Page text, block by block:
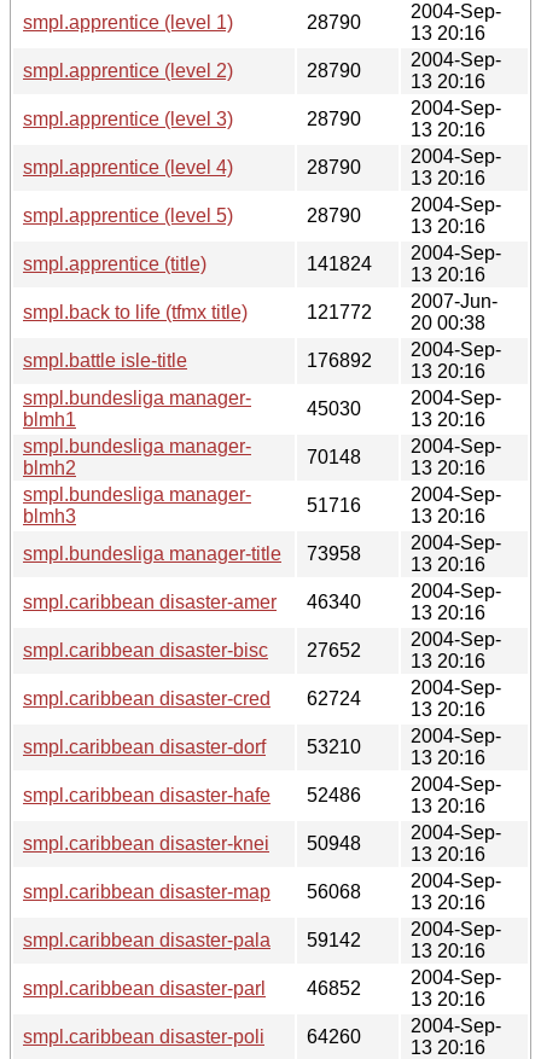
smpl.apprentice (level 1)
28790
2004-Sep-
13 20:16
smpl.apprentice (level 2)
28790
2004-Sep-
13 20:16
smpl.apprentice (level 3)
28790
2004-Sep-
13 20:16
smpl.apprentice (level 4)
28790
2004-Sep-
13 20:16
smpl.apprentice (level 5)
28790
2004-Sep-
13 20:16
smpl.apprentice (title)
141824
2004-Sep-
13 20:16
smpl.back to life (tfmx title)
121772
2007-Jun-
20 00:38
smpl.battle isle-title
176892
2004-Sep-
13 20:16
smpl.bundesliga manager-
blmh1
45030
2004-Sep-
13 20:16
smpl.bundesliga manager-
blmh2
70148
2004-Sep-
13 20:16
smpl.bundesliga manager-
blmh3
51716
2004-Sep-
13 20:16
smpl.bundesliga manager-title
73958
2004-Sep-
13 20:16
smpl.caribbean disaster-amer
46340
2004-Sep-
13 20:16
smpl.caribbean disaster-bisc
27652
2004-Sep-
13 20:16
smpl.caribbean disaster-cred
62724
2004-Sep-
13 20:16
smpl.caribbean disaster-dorf
53210
2004-Sep-
13 20:16
smpl.caribbean disaster-hafe
52486
2004-Sep-
13 20:16
smpl.caribbean disaster-knei
50948
2004-Sep-
13 20:16
smpl.caribbean disaster-map
56068
2004-Sep-
13 20:16
smpl.caribbean disaster-pala
59142
2004-Sep-
13 20:16
smpl.caribbean disaster-parl
46852
2004-Sep-
13 20:16
smpl.caribbean disaster-poli
64260
2004-Sep-
13 20:16